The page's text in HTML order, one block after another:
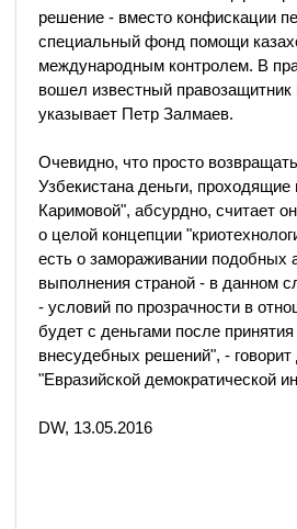
решение - вместо конфискации
специальный фонд помощи
международным контролем. В
вошел известный
указывает Петр Залмаев.
Очевидно, что просто
Узбекистана деньги, проходящие
Каримовой", абсурдно, считает
о целой концепции
есть о замораживании подобных
выполнения страной - в данном
- условий по прозрачности в
будет с деньгами после
внесудебных решений", - говорит
"Евразийской демократической
DW, 13.05.2016